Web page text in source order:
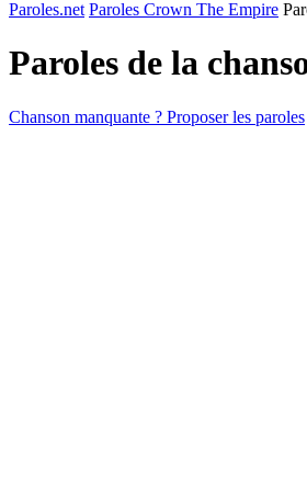
Paroles.net Paroles Crown The Empire
Paroles de la
Chanson manquante ? Proposer les paroles